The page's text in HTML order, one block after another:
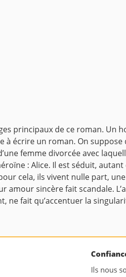
principaux de ce roman. Un
écrire un roman. On suppose
femme divorcée avec
: Alice. Il est séduit,
cela, ils vivent nulle part,
sincère fait scandale.
fait qu’accentuer la
Ils nous